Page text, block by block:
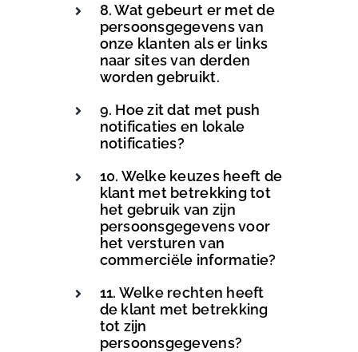
8. Wat gebeurt er met de
persoonsgegevens van
onze klanten als er links
naar sites van derden
worden gebruikt.
9. Hoe zit dat met push
notificaties en lokale
notificaties?
10. Welke keuzes heeft de
klant met betrekking tot
het gebruik van zijn
persoonsgegevens voor
het versturen van
commerciële informatie?
11. Welke rechten heeft
de klant met betrekking
tot zijn
persoonsgegevens?